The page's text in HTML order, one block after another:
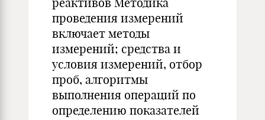
проведения измерений
включает методы
измерений; средства и
условия измерений, отбор
проб, алгоритмы
выполнения операций по
определению показателей